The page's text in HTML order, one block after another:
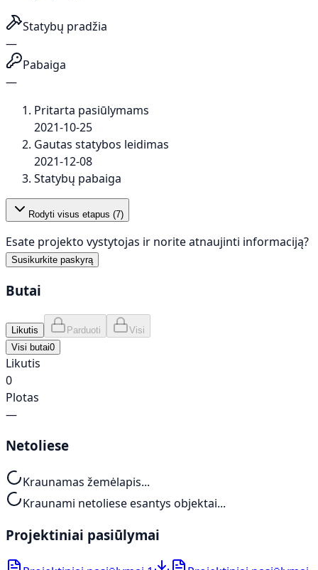
Statybų pradžia
—
Pabaiga
—
Pritarta pasiūlymams
2021-10-25
Gautas statybos leidimas
2021-12-08
Statybų pabaiga
Rodyti visus etapus (7)
Esate projekto vystytojas ir norite atnaujinti informaciją?
Susikurkite paskyrą
Butai
Likutis Parduoti
Visi
Visi butai0
Likutis
0
Plotas
—
Netoliese
Kraunamas žemėlapis...
Kraunami netoliese esantys objektai...
Projektiniai pasiūlymai